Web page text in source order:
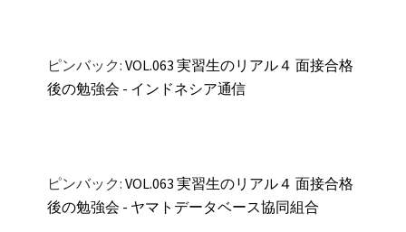
ピンバック: VOL.063 実習生のリアル４ 面接合格
後の勉強会 - インドネシア通信
ピンバック: VOL.063 実習生のリアル４ 面接合格
後の勉強会 - ヤマトデータベース協同組合